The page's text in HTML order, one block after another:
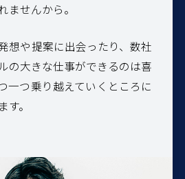
ませんから。
想や提案に出会ったり、数社
の大きな仕事ができるのは喜
一つ乗り越えていくところに
。